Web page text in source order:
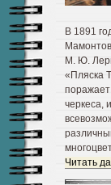
В 1891
М. Ю.
«Пляска
поражает
черкеса,
Читать